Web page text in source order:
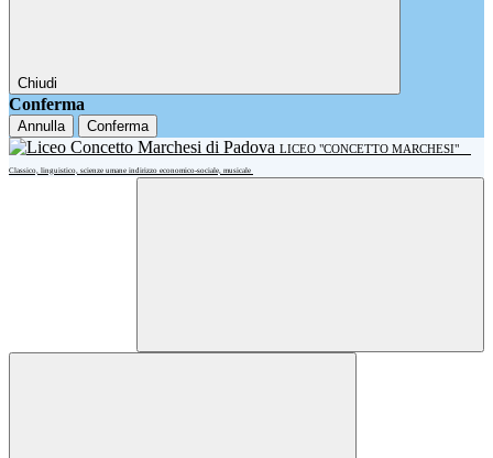
Chiudi
Conferma
Annulla Conferma
LICEO "CONCETTO MARCHESI"
Classico, linguistico, scienze umane indirizzo economico-sociale, musicale